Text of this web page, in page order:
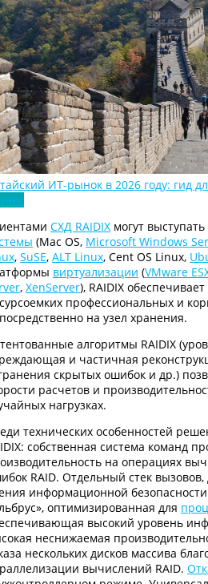
ИТ-рынок в 2026 году: гид
СХД RAIDIX могут
(Mас OS, Microsoft Windows
, SuSE, ALT Linux, Cent OS Linux,
виртуализации (VMware
, XenServer), RAIDIX
профессиональных и
на узел хранения.
алгоритмы RAIDIX
и частичная
скрытых ошибок и др.)
расчетов и
нагрузках.
технических особенностей
собственная система команд
на операциях
RAID. Отдельный стек
информационной
оптимизированная для
высокий уровень
неснижаемая
нескольких дисков массива
вычислений RAID.